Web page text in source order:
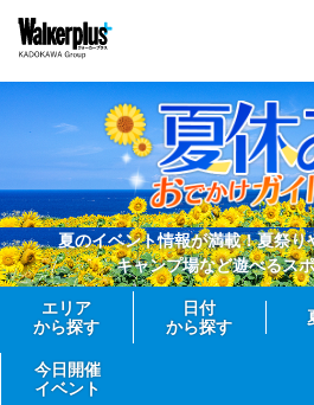
夏のイベント情報が満載！夏祭
キャンプ場など遊べるス
エリア
から探す
日付
から探す
今日開催
イベント